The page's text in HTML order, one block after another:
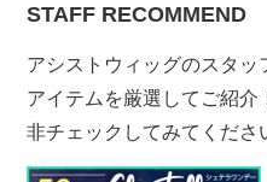
STAFF RECOMMEND
アシストウィッグのスタ
アイテムを厳選してご紹
非チェックしてみてくださ